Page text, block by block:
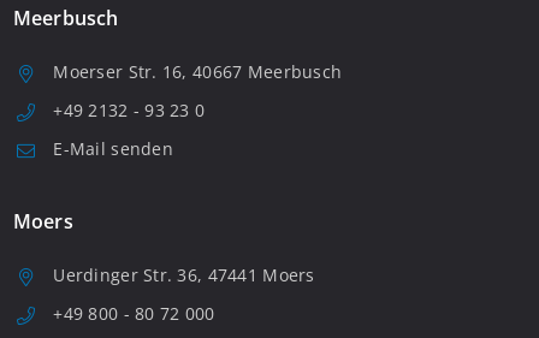
Meerbusch
Moerser Str. 16, 40667 Meerbusch
+49 2132 - 93 23 0
E-Mail senden
Moers
Uerdinger Str. 36, 47441 Moers
+49 800 - 80 72 000